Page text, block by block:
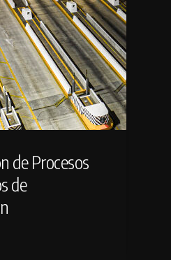
de Procesos
de